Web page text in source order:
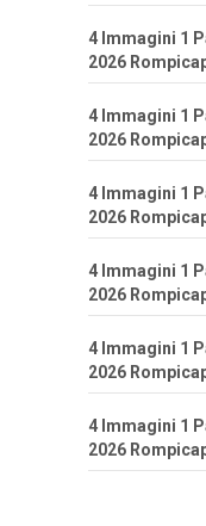
4 Immagini 1
2026
4 Immagini 1
2026
4 Immagini 1
2026
4 Immagini 1
2026
4 Immagini 1
2026
4 Immagini 1
2026